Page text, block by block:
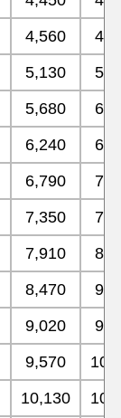
4,560
5,130
5,680
6,240
6,790
7,350
7,910
8,470
9,020
9,570
10,130